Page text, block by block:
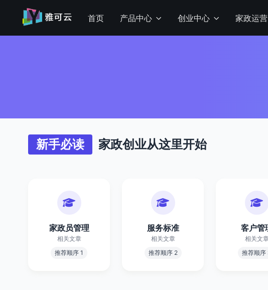
首页 产品中心 创业中心 家政运营
新手必读 家政创业从这里开始
家政员管理
相关文章
推荐顺序 1
服务标准
相关文章
推荐顺序 2
客户管
相关文
推荐顺序